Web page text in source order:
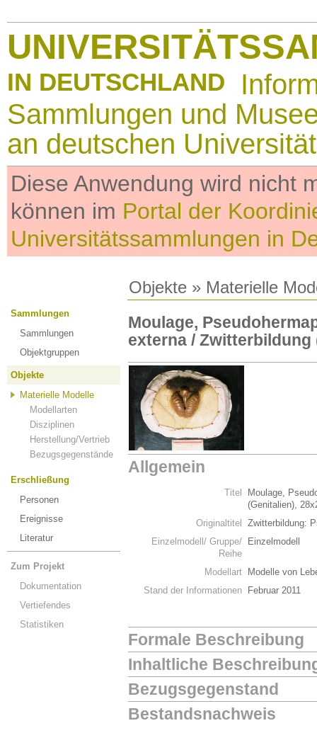
IN DEUTSCHLAND
Sammlungen und
an deutschen
Diese Anwendung wird nicht
können im Portal der
Universitätssammlungen in
Objekte » Materielle
Sammlungen
Sammlungen
Objektgruppen
Objekte
Materielle Modelle
Modellarten
Disziplinen
Herstellung/Vertrieb
Bezugsgegenstände
Erschließung
Personen
Ereignisse
Literatur
Zum Projekt
Dokumentation
Vertiefendes
Statistiken
Moulage,
externa / Zwitterbildung
Allgemein
Titel
Moulage,
(Genitalien),
Originaltitel
Zwitterbildung:
Einzelmodell/ Gruppe/
Reihe
Einzelmodell
Modellart
Modelle von
Stand der Informationen
Februar 2011
Formale Beschreibung
Inhaltliche
Bezugsgegenstand
Bestandsnachweis